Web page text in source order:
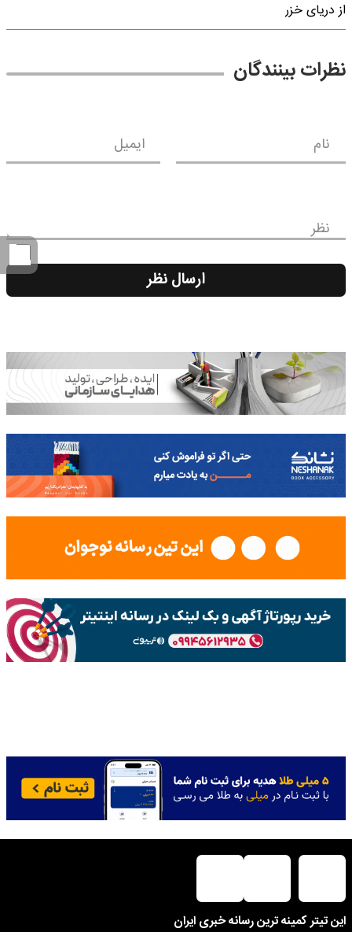
از دریای خزر
نظرات بینندگان
نام ایمیل
نظر
ارسال نظر
این تیتر کمینه ترین رسانه خبری ایران